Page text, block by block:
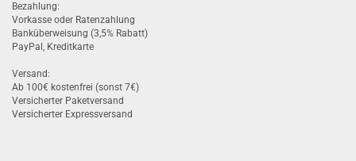
Bezahlung:
Vorkasse oder Ratenzahlung
Banküberweisung (3,5% Rabatt)
PayPal, Kreditkarte
Versand:
Ab 100€ kostenfrei (sonst 7€)
Versicherter Paketversand
Versicherter Expressversand